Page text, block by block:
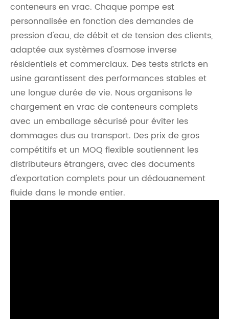
conteneurs en vrac. Chaque pompe est
personnalisée en fonction des demandes de
pression d'eau, de débit et de tension des clients,
adaptée aux systèmes d'osmose inverse
résidentiels et commerciaux. Des tests stricts en
usine garantissent des performances stables et
une longue durée de vie. Nous organisons le
chargement en vrac de conteneurs complets
avec un emballage sécurisé pour éviter les
dommages dus au transport. Des prix de gros
compétitifs et un MOQ flexible soutiennent les
distributeurs étrangers, avec des documents
d'exportation complets pour un dédouanement
fluide dans le monde entier.